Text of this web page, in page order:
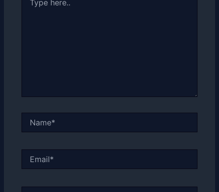
here..